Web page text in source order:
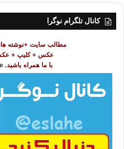
کانال تلگرام نوگرا
مطالب سایت +نوشته
عکس + کلیپ +
با ما همراه باشید.